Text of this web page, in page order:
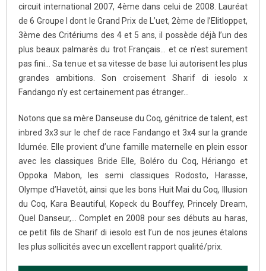
circuit international 2007, 4ème dans celui de 2008. Lauréat
de 6 Groupe I dont le Grand Prix de L’uet, 2ème de l’Elitloppet,
3ème des Critériums des 4 et 5 ans, il possède déjà l’un des
plus beaux palmarès du trot Français… et ce n’est surement
pas fini… Sa tenue et sa vitesse de base lui autorisent les plus
grandes ambitions. Son croisement Sharif di iesolo x
Fandango n’y est certainement pas étranger…
Notons que sa mère Danseuse du Coq, génitrice de talent, est
inbred 3x3 sur le chef de race Fandango et 3x4 sur la grande
Idumée. Elle provient d’une famille maternelle en plein essor
avec les classiques Bride Elle, Boléro du Coq, Hériango et
Oppoka Mabon, les semi classiques Rodosto, Harasse,
Olympe d’Havetôt, ainsi que les bons Huit Mai du Coq, Illusion
du Coq, Kara Beautiful, Kopeck du Bouffey, Princely Dream,
Quel Danseur,… Complet en 2008 pour ses débuts au haras,
ce petit fils de Sharif di iesolo est l’un de nos jeunes étalons
les plus sollicités avec un excellent rapport qualité/prix.